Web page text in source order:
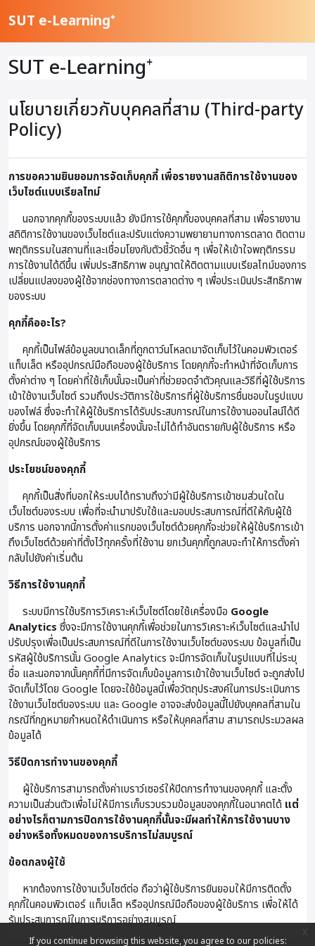
If you continue browsing this website, you agree to our policies:
SUT e-Learning⁺
SUT e-Learning⁺
นโยบายเกี่ยวกับบุคคลที่สาม (Third-party
Policy)
การขอความยินยอมการจัดเก็บคุกกี้ เพื่อรายงานสถิติการใช้งานของ
เว็บไซต์แบบเรียลไทม์
นอกจากคุกกี้ของระบบแล้ว ยังมีการใช้คุกกี้ของบุคคลที่สาม เพื่อรายงาน
สถิติการใช้งานของเว็บไซต์และปรับแต่งความพยายามทางการตลาด ติดตาม
พฤติกรรมในสถานที่และเชื่อมโยงกับตัวชี้วัดอื่น ๆ เพื่อให้เข้าใจพฤติกรรม
การใช้งานได้ดีขึ้น เพิ่มประสิทธิภาพ อนุญาตให้ติดตามแบบเรียลไทม์ของการ
เปลี่ยนแปลงของผู้ใช้จากช่องทางการตลาดต่าง ๆ เพื่อประเมินประสิทธิภาพ
ของระบบ
คุกกี้คืออะไร?
คุกกี้เป็นไฟล์ข้อมูลขนาดเล็กที่ถูกดาว์นโหลดมาจัดเก็บไว้ในคอมพิวเตอร์
แท็บเล็ต หรืออุปกรณ์มือถือของผู้ใช้บริการ โดยคุกกี้จะทำหน้าที่จัดเก็บการ
ตั้งค่าต่าง ๆ โดยค่าที่ใช้เก็บนั้นจะเป็นค่าที่ช่วยจดจำตัวคุณและวิธีที่ผู้ใช้บริการ
เข้าใช้งานเว็บไซต์ รวมถึงประวัติการใช้บริการที่ผู้ใช้บริการชื่นชอบในรูปแบบ
ของไฟล์ ซึ่งจะทำให้ผู้ใช้บริการได้รับประสบการณ์ในการใช้งานออนไลน์ได้ดี
ยิ่งขึ้น โดยคุกกี้ที่จัดเก็บบนเครื่องนั้นจะไม่ได้ทำอันตรายกับผู้ใช้บริการ หรือ
อุปกรณ์ของผู้ใช้บริการ
ประโยชน์ของคุกกี้
คุกกี้เป็นสิ่งที่บอกให้ระบบได้ทราบถึงว่ามีผู้ใช้บริการเข้าชมส่วนใดใน
เว็บไซต์ของระบบ เพื่อที่จะนำมาปรับใช้และมอบประสบการณ์ที่ดีให้กับผู้ใช้
บริการ นอกจากนี้การตั้งค่าแรกของเว็บไซต์ด้วยคุกกี้จะช่วยให้ผู้ใช้บริการเข้า
ถึงเว็บไซต์ด้วยค่าที่ตั้งไว้ทุกครั้งที่ใช้งาน ยกเว้นคุกกี้ถูกลบจะทำให้การตั้งค่า
กลับไปยังค่าเริ่มต้น
วิธีการใช้งานคุกกี้
ระบบมีการใช้บริการวิเคราะห์เว็บไซต์โดยใช้เครื่องมือ Google
Analytics ซึ่งจะมีการใช้งานคุกกี้เพื่อช่วยในการวิเคราะห์เว็บไซต์และนำไป
ปรับปรุงเพื่อเป็นประสบการณ์ที่ดีในการใช้งานเว็บไซต์ของระบบ ข้อมูลที่เป็น
รหัสผู้ใช้บริการนั้น Google Analytics จะมีการจัดเก็บในรูปแบบที่ไม่ระบุ
ชื่อ และนอกจากนั้นคุกกี้ที่มีการจัดเก็บข้อมูลการเข้าใช้งานเว็บไซต์ จะถูกส่งไป
จัดเก็บไว้โดย Google โดยจะใช้ข้อมูลนี้เพื่อวัตถุประสงค์ในการประเมินการ
ใช้งานเว็บไซต์ของระบบ และ Google อาจจะส่งข้อมูลนี้ไปยังบุคคลที่สามใน
กรณีที่กฏหมายกำหนดให้ดำเนินการ หรือให้บุคคลที่สาม สามารถประมวลผล
ข้อมูลได้
วิธีปิดการทำงานของคุกกี้
ผู้ใช้บริการสามารถตั้งค่าเบราว์เซอร์ให้ปิดการทำงานของคุกกี้ และตั้ง
ความเป็นส่วนตัวเพื่อไม่ให้มีการเก็บรวบรวมข้อมูลของคุกกี้ในอนาคตได้ แต่
อย่างไรก็ตามการปิดการใช้งานคุกกี้นั้นจะมีผลทำให้การใช้งานบาง
อย่างหรือทั้งหมดของการบริการไม่สมบูรณ์
ข้อตกลงผู้ใช้
หากต้องการใช้งานเว็บไซต์ต่อ ถือว่าผู้ใช้บริการยินยอมให้มีการติดตั้ง
คุกกี้ในคอมพิวเตอร์ แท็บเล็ต หรืออุปกรณ์มือถือของผู้ใช้บริการ เพื่อให้ได้
รับประสบการณ์ในการบริการอย่างสมบูรณ์